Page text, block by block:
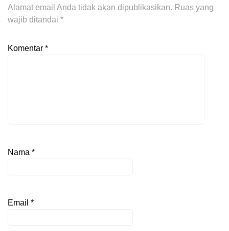
Alamat email Anda tidak akan dipublikasikan. Ruas yang
wajib ditandai *
Komentar *
Nama *
Email *